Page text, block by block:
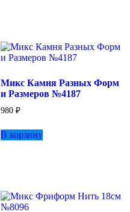
Микс Камня Разных Форм
и Размеров №4187
980 ₽
В корзину